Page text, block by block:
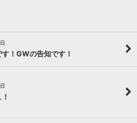
日
！GWの告知です！
日